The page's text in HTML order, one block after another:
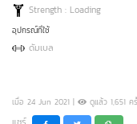
Strength : Loading
อุปกรณ์ที่ใช้
ดัมเบล
เมื่อ 24 Jun 2021 | ดูแล้ว 1,651 ค
แชร์